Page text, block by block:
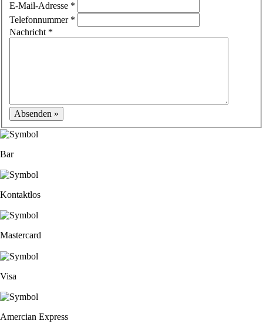
E-Mail-Adresse *
Telefonnummer *
Nachricht *
Absenden »
Bar
Kontaktlos
Mastercard
Visa
Amercian Express